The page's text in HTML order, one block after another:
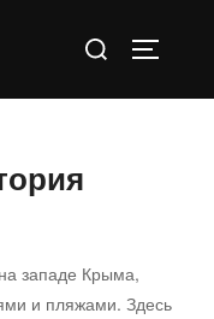
Поиск
западе Крыма,
и пляжами. Здесь